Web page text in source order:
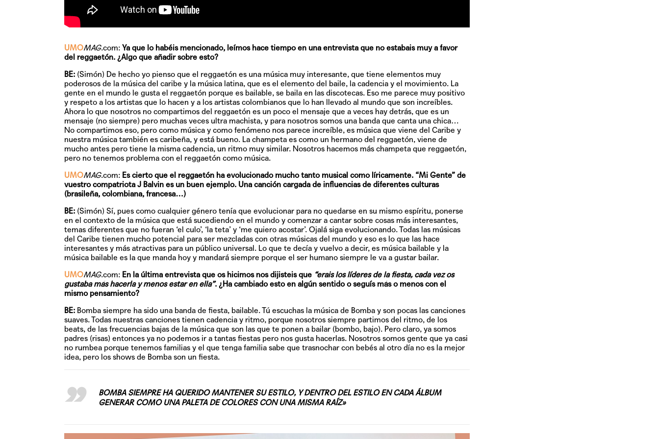
UMOMAG.com: Ya que lo habéis mencionado, leímos hace tiempo en una entrevista que no estabais muy a favor
del reggaetón. ¿Algo que añadir sobre esto?
BE:(Simón) De hecho yo pienso que el reggaetón es una música muy interesante, que tiene elementos muy
poderosos de la música del caribe y la música latina, que es el elemento del baile, la cadencia y el movimiento. La
gente en el mundo le gusta el reggaetón porque es bailable, se baila en las discotecas. Eso me parece muy positivo
y respeto a los artistas que lo hacen y a los artistas colombianos que lo han llevado al mundo que son increíbles.
Ahora lo que nosotros no compartimos del reggaetón es un poco el mensaje que a veces hay detrás, que es un
mensaje (no siempre) pero muchas veces ultra machista, y para nosotros somos una banda que canta una chica…
No compartimos eso, pero como música y como fenómeno nos parece increíble, es música que viene del Caribe y
nuestra música también es caribeña, y está bueno. La champeta es como un hermano del reggaetón, viene de
mucho antes pero tiene la misma cadencia, un ritmo muy similar. Nosotros hacemos más champeta que reggaetón,
pero no tenemos problema con el reggaetón como música.
UMOMAG.com: Es cierto que el reggaetón ha evolucionado mucho tanto musical como líricamente. “Mi Gente” de
vuestro compatriota J Balvin es un buen ejemplo. Una canción cargada de influencias de diferentes culturas
(brasileña, colombiana, francesa…)
BE:(Simón) Sí, pues como cualquier género tenía que evolucionar para no quedarse en su mismo espíritu, ponerse
en el contexto de la música que está sucediendo en el mundo y comenzar a cantar sobre cosas más interesantes,
temas diferentes que no fueran ‘el culo’, ‘la teta’ y ‘me quiero acostar’. Ojalá siga evolucionando. Todas las músicas
del Caribe tienen mucho potencial para ser mezcladas con otras músicas del mundo y eso es lo que las hace
interesantes y más atractivas para un público universal. Lo que te decía y vuelvo a decir, es música bailable y la
música bailable es la que manda hoy y mandará siempre porque el ser humano siempre le va a gustar bailar.
UMOMAG.com: En la última entrevista que os hicimos nos dijisteis que “erais los líderes de la fiesta, cada vez os
gustaba más hacerla y menos estar en ella”. ¿Ha cambiado esto en algún sentido o seguís más o menos con el
mismo pensamiento?
BE:Bomba siempre ha sido una banda de fiesta, bailable. Tú escuchas la música de Bomba y son pocas las canciones
suaves. Todas nuestras canciones tienen cadencia y ritmo, porque nosotros siempre partimos del ritmo, de los
beats, de las frecuencias bajas de la música que son las que te ponen a bailar (bombo, bajo). Pero claro, ya somos
padres (risas) entonces ya no podemos ir a tantas fiestas pero nos gusta hacerlas. Nosotros somos gente que ya casi
no rumbea porque tenemos familias y el que tenga familia sabe que trasnochar con bebés al otro día no es la mejor
idea, pero los shows de Bomba son un fiesta.
BOMBA SIEMPRE HA QUERIDO MANTENER SU ESTILO, Y DENTRO DEL ESTILO EN CADA ÁLBUM
GENERAR COMO UNA PALETA DE COLORES CON UNA MISMA RAÍZ»